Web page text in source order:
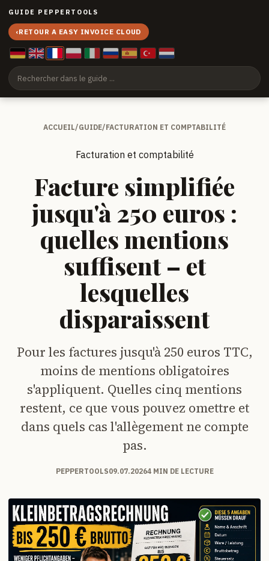
GUIDE PEPPERTOOLS
‹RETOUR A EASY INVOICE CLOUD
ACCUEIL/GUIDE/FACTURATION ET COMPTABILITÉ
Facturation et comptabilité
Facture simplifiée
jusqu'à 250 euros :
quelles mentions
suffisent – et
lesquelles
disparaissent
Pour les factures jusqu'à 250 euros TTC,
moins de mentions obligatoires
s'appliquent. Quelles cinq mentions
restent, ce que vous pouvez omettre et
dans quels cas l'allègement ne compte
pas.
PEPPERTOOLS09.07.20264 MIN DE LECTURE